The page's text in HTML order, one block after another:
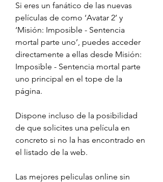
Si eres un fanático de las nuevas
películas de como ‘Avatar 2’ y
‘Misión: Imposible - Sentencia
mortal parte uno’, puedes acceder
directamente a ellas desde Misión:
Imposible - Sentencia mortal parte
uno principal en el tope de la
página.
Dispone incluso de la posibilidad
de que solicites una película en
concreto si no la has encontrado en
el listado de la web.
Las mejores peliculas online sin